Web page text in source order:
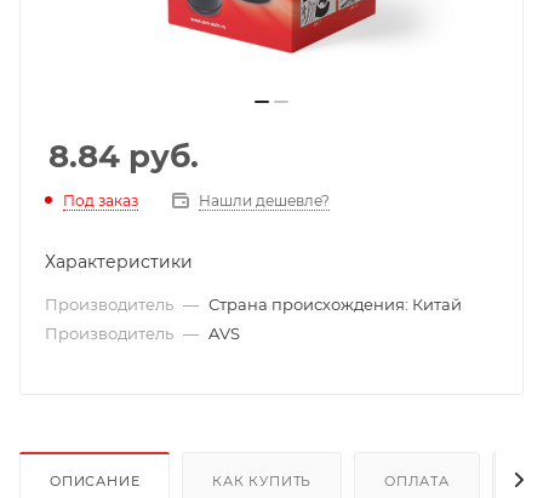
8.84 руб.
Под заказ Нашли дешевле?
Характеристики
Производитель — Страна происхождения: Китай
Производитель — AVS
ОПИСАНИЕ КАК КУПИТЬ ОПЛАТА